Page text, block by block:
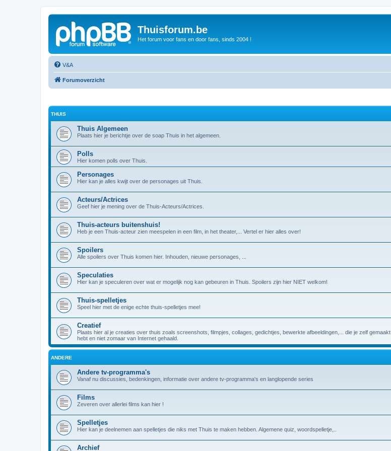
Thuisforum.be
Het forum voor fans en door fans, sinds 2004 !
V&A
Forumoverzicht
THUIS
Thuis Algemeen
Plaats hier je berichtje over de soap Thuis in het algemeen.
Polls
Hier komen polls over Thuis.
Personages
Hier kan je alles kwijt over de personages uit Thuis.
Acteurs/Actrices
Geef hier je mening over de Thuis-Acteurs/Actrices.
Thuis-acteurs buitenshuis!
Heb je een Thuis-acteur zien meespelen in een film, in het theater,... Vertel er hier alles over!
Spoilers
Alle spoilers over Thuis komen hier. Inhouden, nieuwe personages, ...
Speculaties
Hier kan je speculeren over wat er mogelijk nog kan gebeuren in Thuis. Spoilers zijn hier NIET welkom!
Thuis-spelletjes
Speel hier met de enige echte thuis-spelletjes mee!
Creatief
Plaats hier al je creaties over thuis zoals screenshots, filmpjes, collages, gedichtjes, bewerkte afbeeldingen,... die je zelf gemaakt
hebt en niet zomaar van Internet gehaald.
ANDERE
Andere tv-programma's
Vanaf nu discussies, bedenkingen, informatie over andere tv-programma's en langlopende series
Films
Zeveren over allerlei films kan hier !
Spelletjes
Hier kan je deelnemen aan spelletjes die niks met Thuis te maken hebben. Algemene quiz, woordspelletje,..
Archief